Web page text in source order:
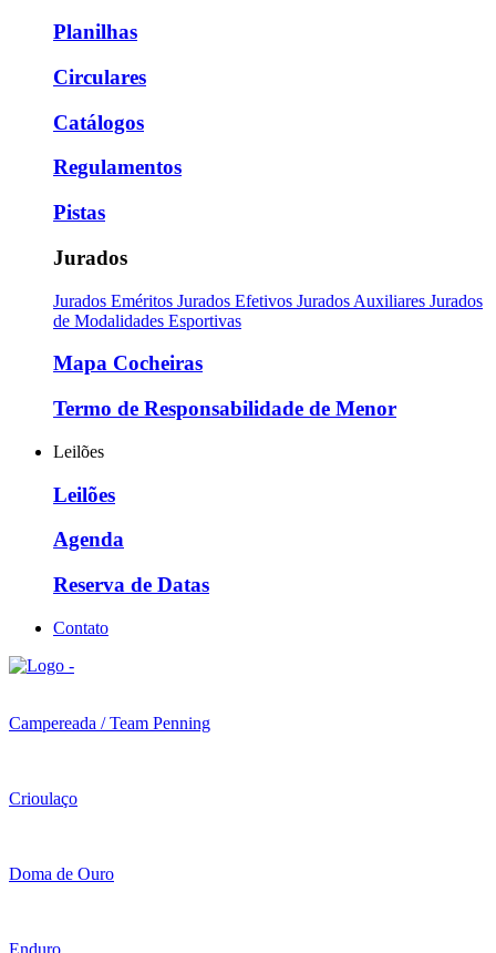
Planilhas
Circulares
Catálogos
Regulamentos
Pistas
Jurados
Jurados Eméritos Jurados Efetivos Jurados Auxiliares Jurados
de Modalidades Esportivas
Mapa Cocheiras
Termo de Responsabilidade de Menor
Leilões
Leilões
Agenda
Reserva de Datas
Contato
Campereada / Team Penning
Crioulaço
Doma de Ouro
Enduro